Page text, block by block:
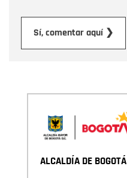
Sí, comentar aquí ❯
ALCALDÍA DE BOGOTÁ